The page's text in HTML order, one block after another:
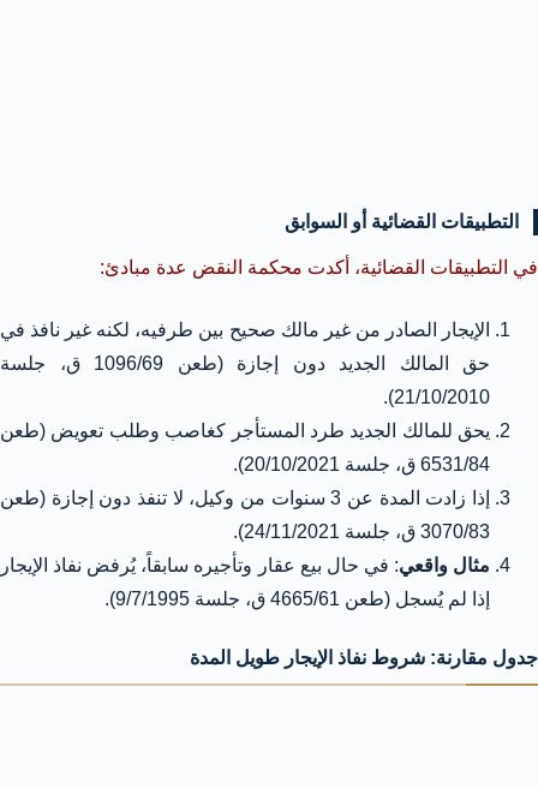
التطبيقات القضائية أو السوابق
في التطبيقات القضائية، أكدت محكمة النقض عدة مبادئ:
الإيجار الصادر من غير مالك صحيح بين طرفيه، لكنه غير نافذ في
حق المالك الجديد دون إجازة (طعن 1096/69 ق، جلسة
21/10/2010).
يحق للمالك الجديد طرد المستأجر كغاصب وطلب تعويض (طعن
6531/84 ق، جلسة 20/10/2021).
إذا زادت المدة عن 3 سنوات من وكيل، لا تنفذ دون إجازة (طعن
3070/83 ق، جلسة 24/11/2021).
مثال واقعي: في حال بيع عقار وتأجيره سابقاً، يُرفض نفاذ الإيجار
إذا لم يُسجل (طعن 4665/61 ق، جلسة 9/7/1995).
جدول مقارنة: شروط نفاذ الإيجار طويل المدة